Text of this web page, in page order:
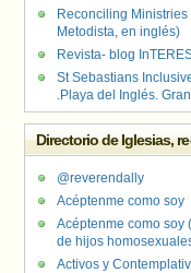
Reconciling
Metodista, en inglés)
Revista- blog
St Sebastians
.Playa del Inglés.
Directorio de Iglesias,
@reverendally
Acéptenme como soy
Acéptenme como soy
de hijos
Activos y